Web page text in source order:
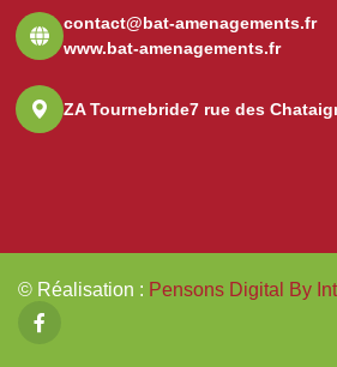
contact@bat-amenagements.fr
www.bat-amenagements.fr
ZA Tournebride7 rue des
© Réalisation : Pensons Digital By